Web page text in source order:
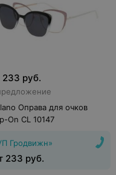
233 руб.
Оправа для очков
On CL 10147
Гродвижн»
233 руб.